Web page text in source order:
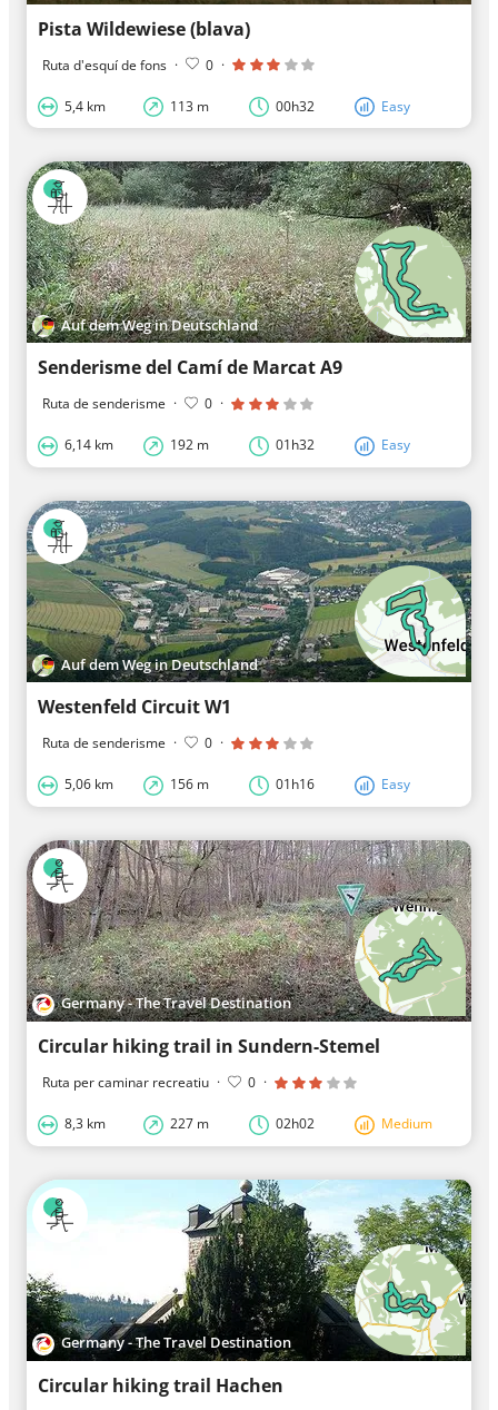
Pista Wildewiese (blava)
Ruta d'esquí de fons · 0 ·
5,4 km 113 m 00h32 Easy
Auf dem Weg in Deutschland
Senderisme del Camí de Marcat A9
Ruta de senderisme · 0 ·
6,14 km 192 m 01h32 Easy
Auf dem Weg in Deutschland
Westenfeld Circuit W1
Ruta de senderisme · 0 ·
5,06 km 156 m 01h16 Easy
Germany - The Travel Destination
Circular hiking trail in Sundern-Stemel
Ruta per caminar recreatiu · 0 ·
8,3 km 227 m 02h02 Medium
Germany - The Travel Destination
Circular hiking trail Hachen